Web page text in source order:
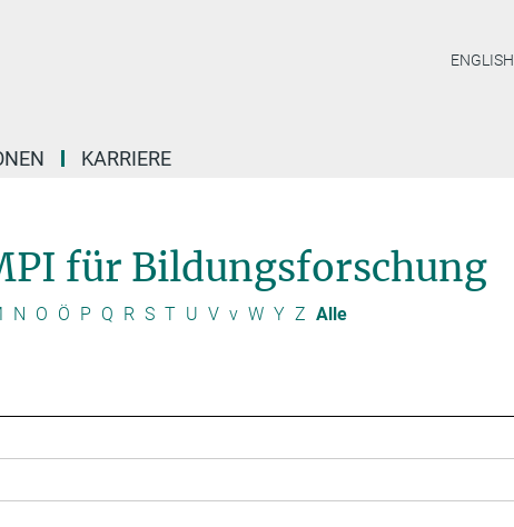
ENGLISH
KARRIERE
für Bildungsforschung
N O Ö P Q R S T U V v W Y Z Alle